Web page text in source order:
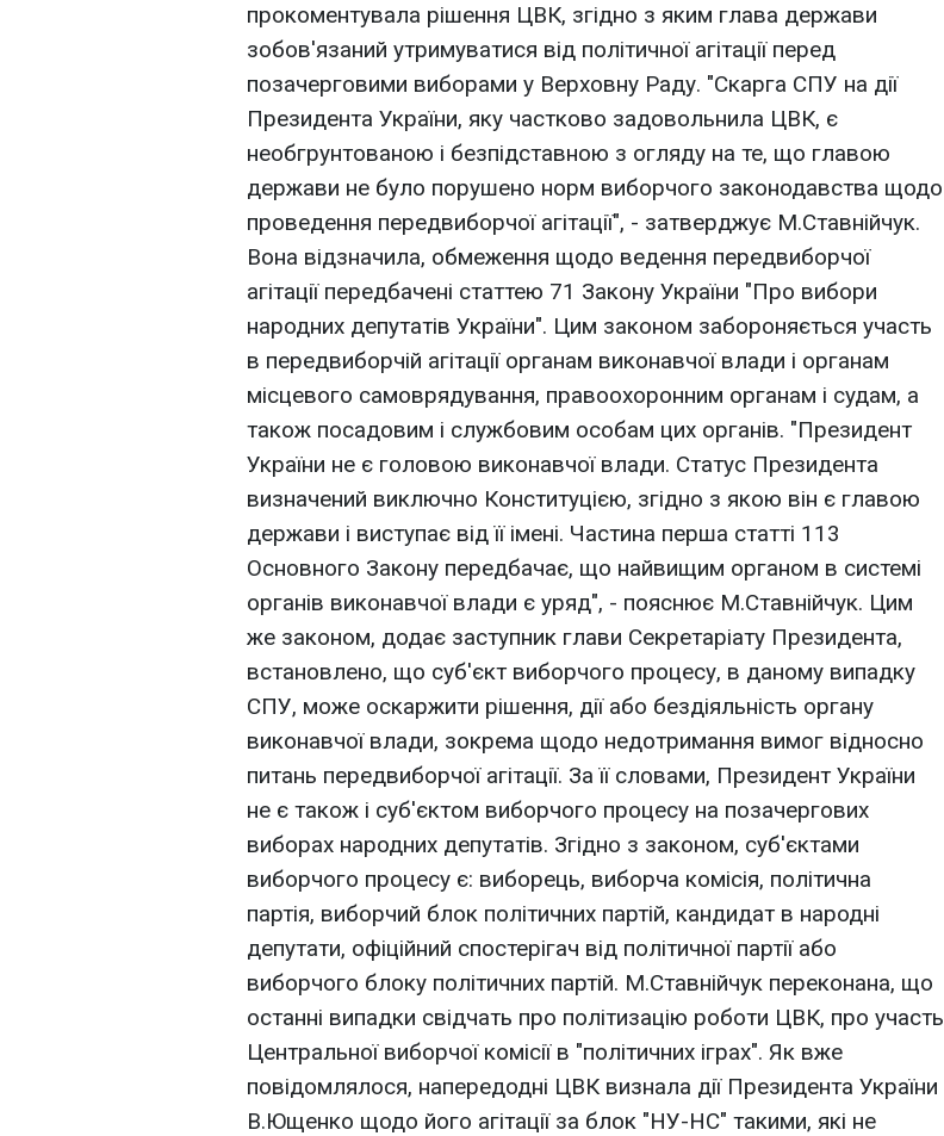
прокоментувала рішення ЦВК, згідно з яким глава держави
зобов'язаний утримуватися від політичної агітації перед
позачерговими виборами у Верховну Раду. "Скарга СПУ на дії
Президента України, яку частково задовольнила ЦВК, є
необгрунтованою і безпідставною з огляду на те, що главою
держави не було порушено норм виборчого законодавства щодо
проведення передвиборчої агітації", - затверджує М.Ставнійчук.
Вона відзначила, обмеження щодо ведення передвиборчої
агітації передбачені статтею 71 Закону України "Про вибори
народних депутатів України". Цим законом забороняється участь
в передвиборчій агітації органам виконавчої влади і органам
місцевого самоврядування, правоохоронним органам і судам, а
також посадовим і службовим особам цих органів. "Президент
України не є головою виконавчої влади. Статус Президента
визначений виключно Конституцією, згідно з якою він є главою
держави і виступає від її імені. Частина перша статті 113
Основного Закону передбачає, що найвищим органом в системі
органів виконавчої влади є уряд", - пояснює М.Ставнійчук. Цим
же законом, додає заступник глави Секретаріату Президента,
встановлено, що суб'єкт виборчого процесу, в даному випадку
СПУ, може оскаржити рішення, дії або бездіяльність органу
виконавчої влади, зокрема щодо недотримання вимог відносно
питань передвиборчої агітації. За її словами, Президент України
не є також і суб'єктом виборчого процесу на позачергових
виборах народних депутатів. Згідно з законом, суб'єктами
виборчого процесу є: виборець, виборча комісія, політична
партія, виборчий блок політичних партій, кандидат в народні
депутати, офіційний спостерігач від політичної партії або
виборчого блоку політичних партій. М.Ставнійчук переконана, що
останні випадки свідчать про політизацію роботи ЦВК, про участь
Центральної виборчої комісії в "політичних іграх". Як вже
повідомлялося, напередодні ЦВК визнала дії Президента України
В.Ющенко щодо його агітації за блок "НУ-НС" такими, які не